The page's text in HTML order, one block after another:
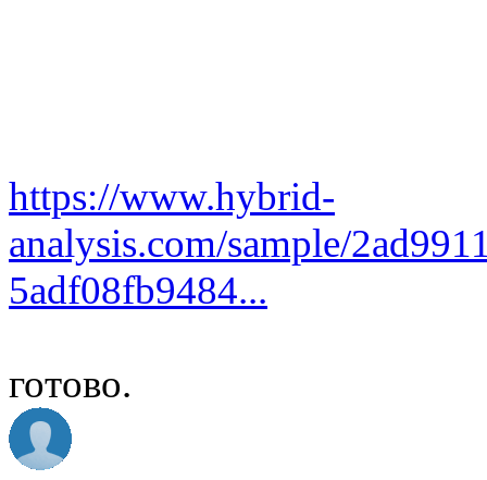
https://www.hybrid-
analysis.com/sample/
­5adf08fb9484...
готово.